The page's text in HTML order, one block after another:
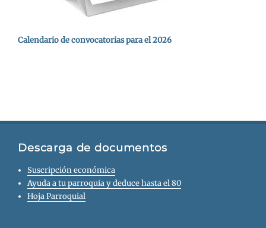
Calendario de convocatorias para el 2026
Descarga de documentos
Suscripción económica
Ayuda a tu parroquia y deduce hasta el 80
Hoja Parroquial